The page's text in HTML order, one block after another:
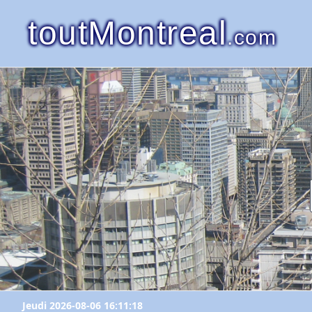
toutMontreal.com
Jeudi 2026-08-06 16:11:18